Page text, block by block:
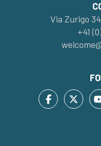
Via Zurigo
+41